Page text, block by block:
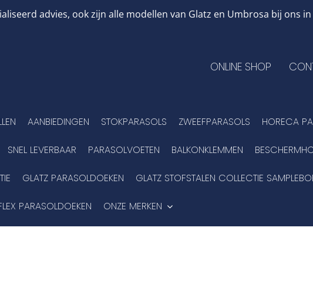
advies, ook zijn alle modellen van Glatz en Umbrosa bij ons
ONLINE SHOP
AANBIEDINGEN STOKPARASOLS ZWEEFPARASOLS HORECA
SNEL LEVERBAAR PARASOLVOETEN BALKONKLEMMEN
GLATZ PARASOLDOEKEN GLATZ STOFSTALEN COLLECTIE
PARASOLDOEKEN ONZE MERKEN